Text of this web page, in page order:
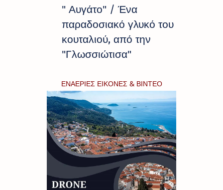
" Αυγάτο" / Ένα
παραδοσιακό γλυκό του
κουταλιού, από την
"Γλωσσιώτισα"
ΕΝΑΕΡΙΕΣ ΕΙΚΟΝΕΣ & ΒΙΝΤΕΟ